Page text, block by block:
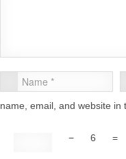
name, email, and website in
− 6 =